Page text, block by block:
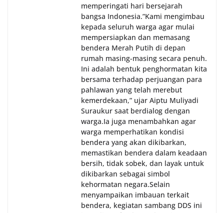
memperingati hari bersejarah
bangsa Indonesia.‎‎”Kami mengimbau
kepada seluruh warga agar mulai
mempersiapkan dan memasang
bendera Merah Putih di depan
rumah masing-masing secara penuh.
Ini adalah bentuk penghormatan kita
bersama terhadap perjuangan para
pahlawan yang telah merebut
kemerdekaan,” ujar Aiptu Muliyadi
Suraukur saat berdialog dengan
warga.‎‎Ia juga menambahkan agar
warga memperhatikan kondisi
bendera yang akan dikibarkan,
memastikan bendera dalam keadaan
bersih, tidak sobek, dan layak untuk
dikibarkan sebagai simbol
kehormatan negara.‎‎‎Selain
menyampaikan imbauan terkait
bendera, kegiatan sambang DDS ini